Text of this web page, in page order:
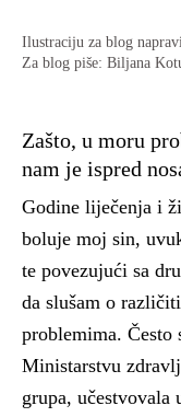
Ilustraciju za blog
Za blog piše: Biljana
Zašto, u moru
nam je ispred
Godine liječenja i
boluje moj sin,
te povezujući sa
da slušam o
problemima. Često
Ministarstvu
grupa, učestvovala